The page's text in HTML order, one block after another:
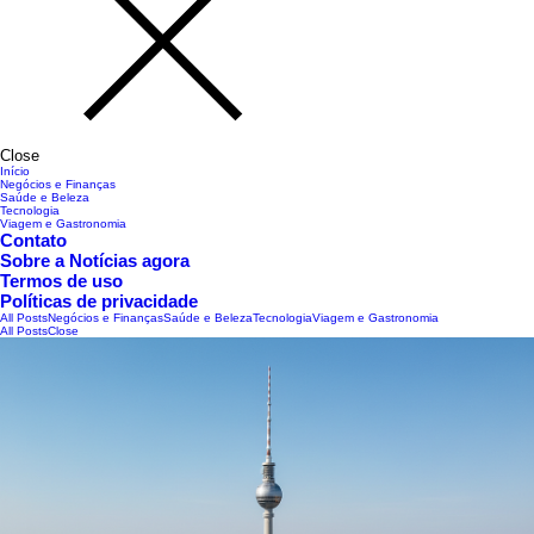
Close
Início
Negócios e Finanças
Saúde e Beleza
Tecnologia
Viagem e Gastronomia
Contato
Sobre a Notícias agora
Termos de uso
Políticas de privacidade
All PostsNegócios e FinançasSaúde e BelezaTecnologiaViagem e Gastronomia
All PostsClose